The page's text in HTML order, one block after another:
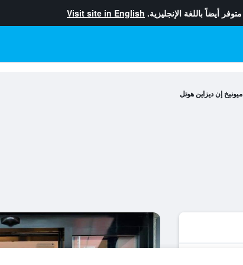
متوفر أيضاً باللغة الإنجليزية. Visit site in English
ميونيخ إن ديزاين هوتل